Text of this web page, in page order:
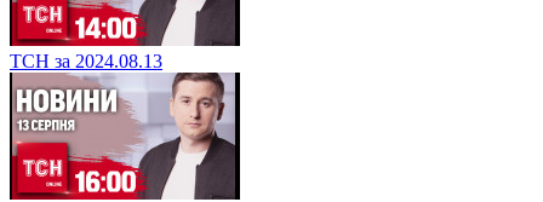
ТСН за 2024.08.13